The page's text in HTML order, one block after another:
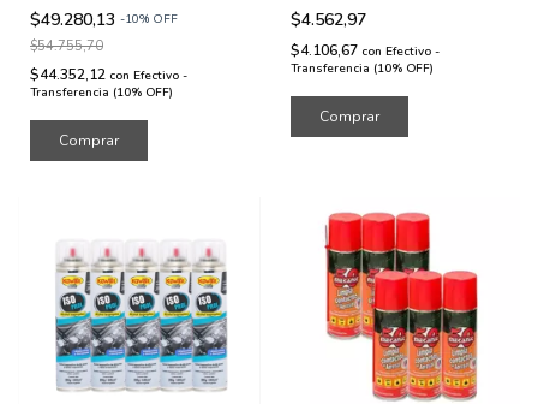
$49.280,13 -10% OFF
$54.755,70
$44.352,12 con Efectivo -
Transferencia (10% OFF)
$4.562,97
$4.106,67 con Efectivo -
Transferencia (10% OFF)